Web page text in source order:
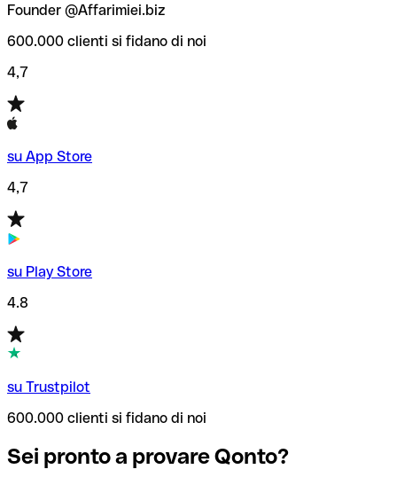
Founder @Affarimiei.biz
600.000 clienti si fidano di noi
4,7
su App Store
4,7
su Play Store
4.8
su Trustpilot
600.000 clienti si fidano di noi
Sei pronto a provare Qonto?